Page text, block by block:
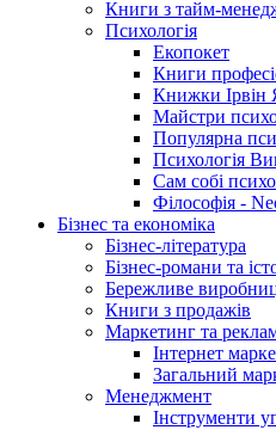
Книги з тайм-
Психологія
Екопокет
Книги
Книжки Ірвін
Майстри
Популярна
Психологія
Сам собі
Філософія -
Бізнес та економіка
Бізнес-література
Бізнес-романи та
Бережливе
Книги з продажів
Маркетинг та
Інтернет
Загальний
Менеджмент
Інструменти